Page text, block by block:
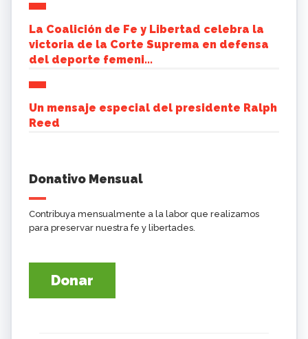
La Coalición de Fe y Libertad celebra la
victoria de la Corte Suprema en defensa
del deporte femeni...
Un mensaje especial del presidente Ralph
Reed
Donativo Mensual
Contribuya mensualmente a la labor que realizamos
para preservar nuestra fe y libertades.
Donar